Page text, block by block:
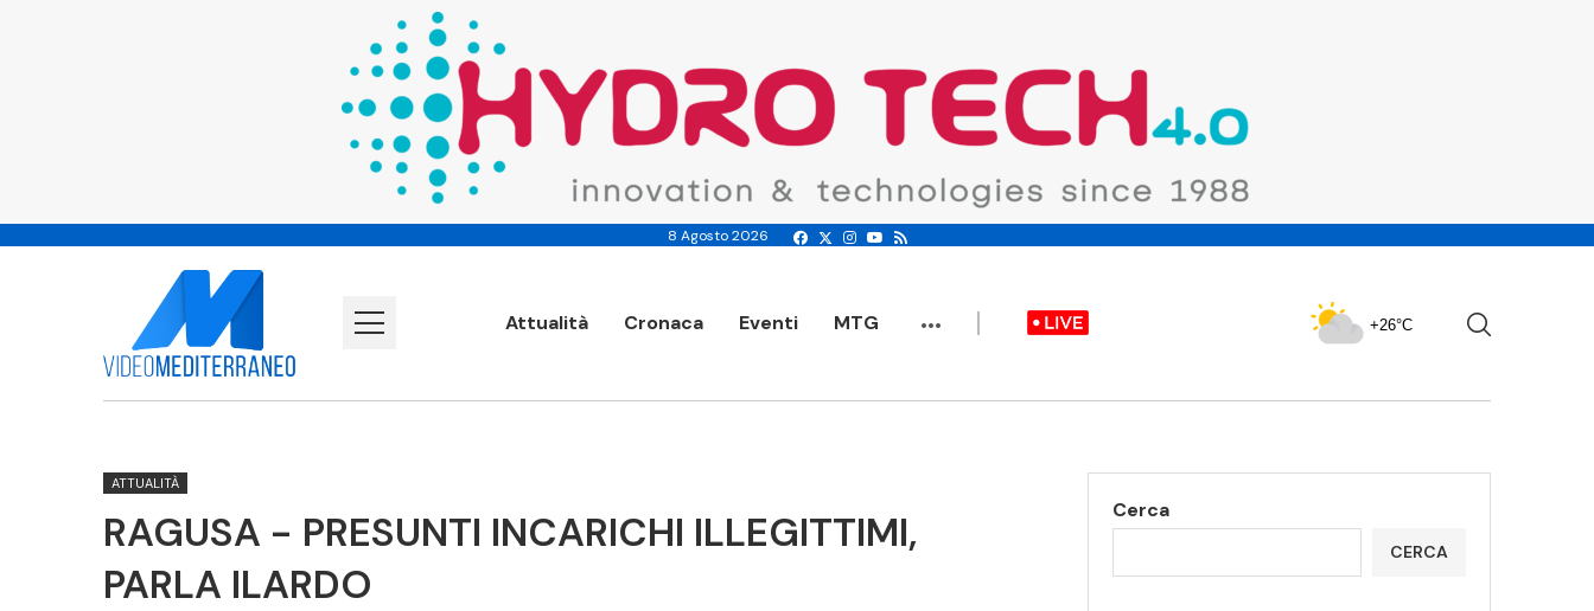
8 Agosto 2026
Attualità Cronaca Eventi MTG ... +26°C
ATTUALITÀ
RAGUSA - PRESUNTI INCARICHI ILLEGITTIMI,
PARLA ILARDO
Cerca
CERCA